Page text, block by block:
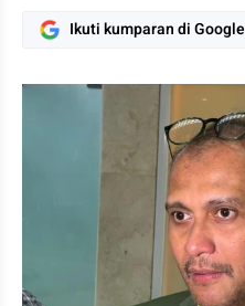
Ikuti kumparan di Google